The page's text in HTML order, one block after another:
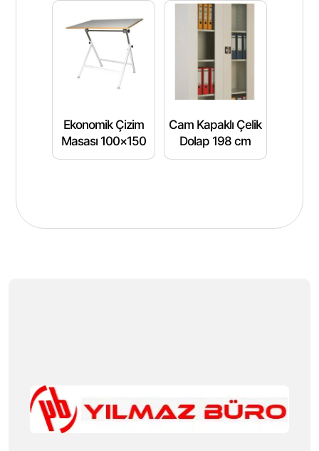
Ekonomik Çizim
Masası 100×150
Cam Kapaklı Çelik
Dolap 198 cm